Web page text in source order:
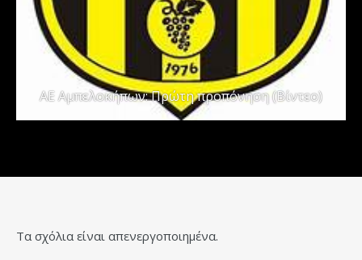
ΑΕ Αμπελοκήπων: Πρώτη προπόνηση (Βίντεο)
Τα σχόλια είναι απενεργοποιημένα.